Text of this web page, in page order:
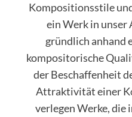
Kompositionsstile
ein Werk in unser
gründlich anhand
kompositorische
der Beschaffenheit
Attraktivität einer
verlegen Werke, die